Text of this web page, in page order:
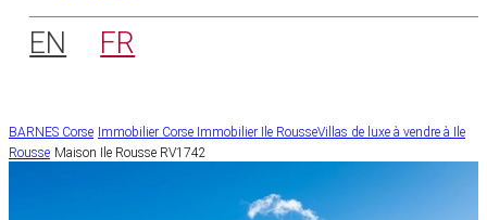
EN FR
BARNES Corse Immobilier Corse Immobilier Ile RousseVillas de luxe à vendre à Ile
Rousse Maison Ile Rousse RV1742